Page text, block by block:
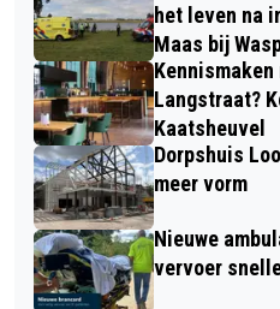
het leven na
Maas bij
Langstraat?
Kaatsheuvel
Dorpshuis
meer vorm
Nieuwe
vervoer